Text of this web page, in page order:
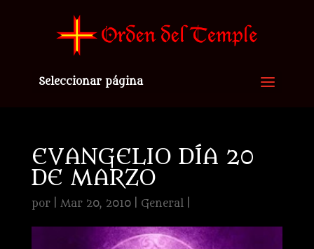
Seleccionar página
EVANGELIO DÍA 20
DE MARZO
por Mar 20, 2010| General|